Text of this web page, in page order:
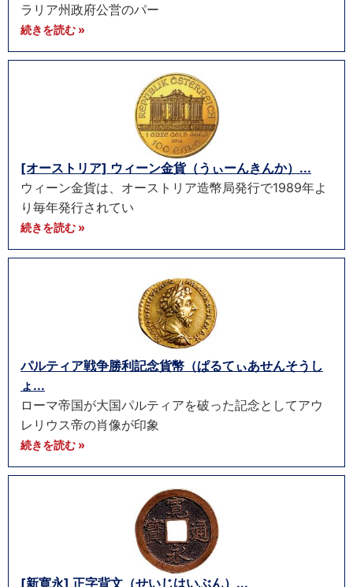
ラリア州政府公営のパー
続きを読む »
[オーストリア] ウィーン金貨（うぃーんきんか）...
ウィーン金貨は、オーストリア造幣局発行で1989年よ
り毎年発行されてい
続きを読む »
パルティア戦争勝利記念貨幣（ぱるてぃあせんそうし
ょ...
ローマ帝国が大国パルティアを破った記念としてアウ
レリウス帝の肖像が印象
続きを読む »
[新寛永] 正字背文（せいじはいぶん）...